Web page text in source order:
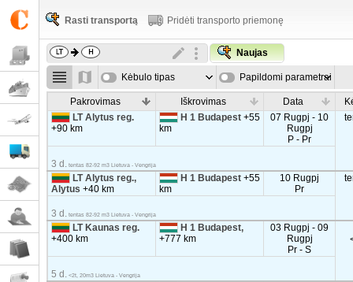
Rasti transportą Pridėti transporto priemonę
Naujas
Kėbulo tipas Papildomi parametrai
Pakrovimas Iškrovimas Data
LT Alytus reg.
+90 km
H 1 Budapest+55
km
07 Rugpj - 10
Rugpj
P - Pr
3 d. tentas 82-92 m3 Lietuva - Vengrija
LT Alytus reg.,
Alytus+40 km
H 1 Budapest+55
km
10 Rugpj
Pr
3 d. tentas 82-92 m3 Lietuva - Vengrija
LT Kaunas reg.
+400 km
H 1 Budapest,
+777 km
03 Rugpj - 09
Rugpj
Pr - S
5 d. <2t, 20m3 Lietuva - Vengrija